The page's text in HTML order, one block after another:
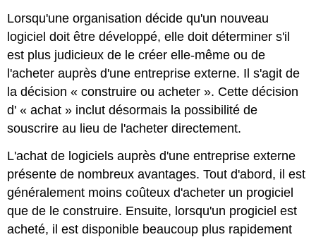
Lorsqu'une organisation décide qu'un nouveau
logiciel doit être développé, elle doit déterminer s'il
est plus judicieux de le créer elle-même ou de
l'acheter auprès d'une entreprise externe. Il s'agit de
la décision « construire ou acheter ». Cette décision
d' « achat » inclut désormais la possibilité de
souscrire au lieu de l'acheter directement.
L'achat de logiciels auprès d'une entreprise externe
présente de nombreux avantages. Tout d'abord, il est
généralement moins coûteux d'acheter un progiciel
que de le construire. Ensuite, lorsqu'un progiciel est
acheté, il est disponible beaucoup plus rapidement